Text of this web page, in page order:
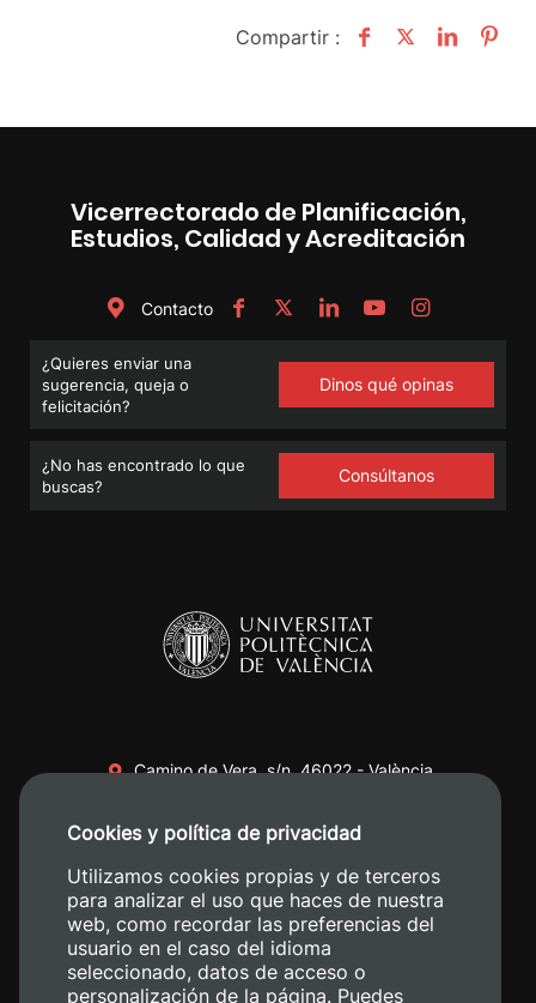
Compartir :
Vicerrectorado de Planificación,
Estudios, Calidad y Acreditación
Contacto
¿Quieres enviar una
sugerencia, queja o
felicitación?
Dinos qué opinas
¿No has encontrado lo que
buscas?
Consúltanos
Camino de Vera, s/n. 46022 - València
+34 620 04 00 50
Cookies y política de privacidad
Utilizamos cookies propias y de terceros
para analizar el uso que haces de nuestra
web, como recordar las preferencias del
usuario en el caso del idioma
seleccionado, datos de acceso o
personalización de la página. Puedes